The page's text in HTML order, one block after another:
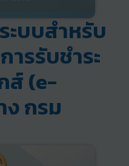
ะบบสำหรับ
ารรับชำระ
ส์ (e-
กรม